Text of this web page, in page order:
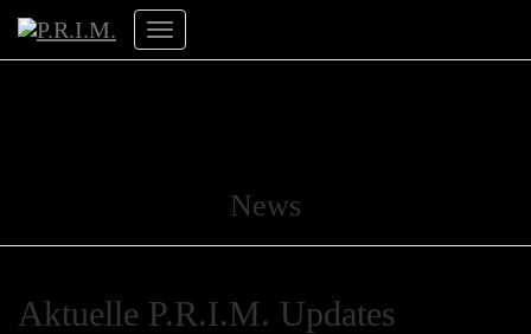
Navigation
News
Aktuelle P.R.I.M. Updates